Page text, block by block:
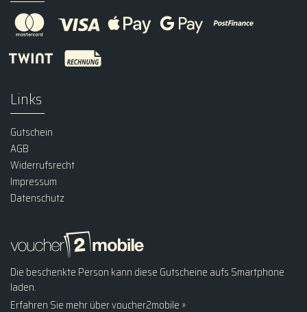
Links
Gutschein
AGB
Widerrufsrecht
Impressum
Datenschutz
Die beschenkte Person kann diese Gutscheine aufs Smartphone
laden.
Erfahren Sie mehr über voucher2mobile »